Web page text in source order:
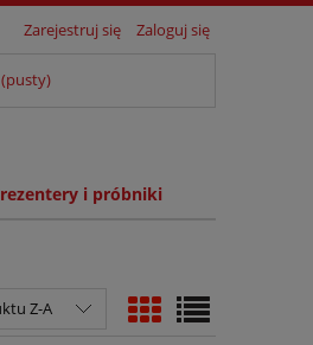
Zarejestruj się Zaloguj się
(pusty)
i próbniki
Z-A